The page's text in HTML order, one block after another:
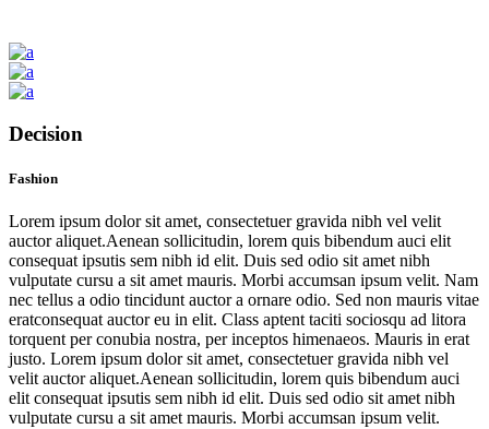
Decision
Fashion
Lorem ipsum dolor sit amet, consectetuer gravida nibh vel velit
auctor aliquet.Aenean sollicitudin, lorem quis bibendum auci elit
consequat ipsutis sem nibh id elit. Duis sed odio sit amet nibh
vulputate cursu a sit amet mauris. Morbi accumsan ipsum velit. Nam
nec tellus a odio tincidunt auctor a ornare odio. Sed non mauris vitae
eratconsequat auctor eu in elit. Class aptent taciti sociosqu ad litora
torquent per conubia nostra, per inceptos himenaeos. Mauris in erat
justo. Lorem ipsum dolor sit amet, consectetuer gravida nibh vel
velit auctor aliquet.Aenean sollicitudin, lorem quis bibendum auci
elit consequat ipsutis sem nibh id elit. Duis sed odio sit amet nibh
vulputate cursu a sit amet mauris. Morbi accumsan ipsum velit.